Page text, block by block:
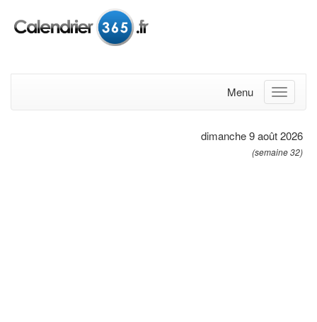
Menu
dimanche 9 août 2026
(semaine 32)